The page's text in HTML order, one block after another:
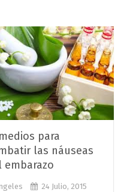
para
las náuseas
embarazo
24 Julio, 2015